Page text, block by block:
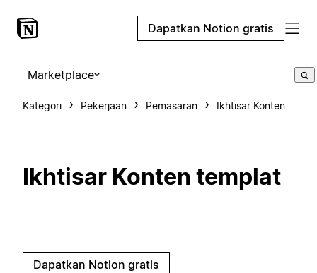
Dapatkan Notion gratis
Marketplace
Kategori Pekerjaan Pemasaran Ikhtisar Konten
Ikhtisar Konten templat
Dapatkan Notion gratis